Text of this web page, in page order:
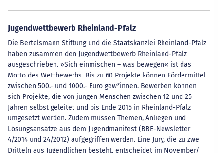
Jugendwettbewerb Rheinland-Pfalz
Die Bertelsmann Stiftung und die Staatskanzlei Rheinland-Pfalz
haben zusammen den Jugendwettbewerb Rheinland-Pfalz
ausgeschrieben. »Sich einmischen – was bewegen« ist das
Motto des Wettbewerbs. Bis zu 60 Projekte können Fördermittel
zwischen 500.- und 1000.- Euro gew*innen. Bewerben können
sich Projekte, die von jungen Menschen zwischen 12 und 25
Jahren selbst geleitet und bis Ende 2015 in Rheinland-Pfalz
umgesetzt werden. Zudem müssen Themen, Anliegen und
Lösungsansätze aus dem Jugendmanifest (BBE-Newsletter
4/2014 und 24/2012) aufgegriffen werden. Eine Jury, die zu zwei
Dritteln aus Jugendlichen besteht, entscheidet im November/